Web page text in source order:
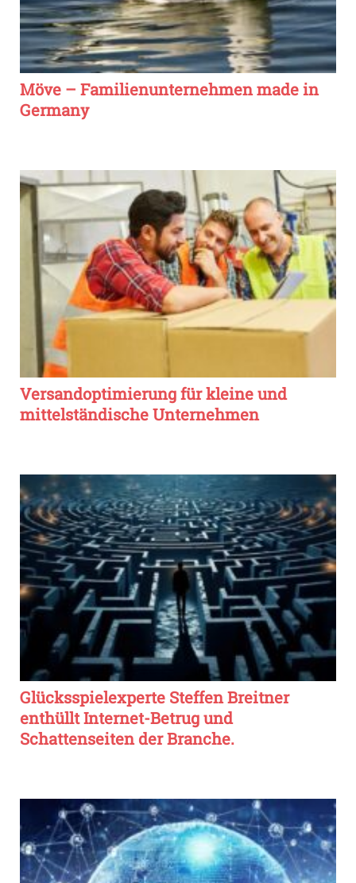
Möve – Familienunternehmen made in
Germany
Versandoptimierung für kleine und
mittelständische Unternehmen
Glücksspielexperte Steffen Breitner
enthüllt Internet-Betrug und
Schattenseiten der Branche.